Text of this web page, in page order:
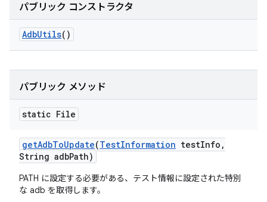
パブリック コンストラクタ
AdbUtils()
パブリック メソッド
static File
getAdbToUpdate(TestInformation testInfo ,
String adbPath)
PATH に設定する必要がある、テスト情報に設定された特別
な adb を取得します。